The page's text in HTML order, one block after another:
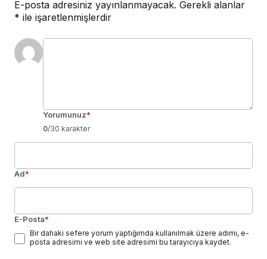
E-posta adresiniz yayınlanmayacak. Gerekli alanlar
* ile işaretlenmişlerdir
Yorumunuz*
0/30 karakter
Ad*
E-Posta*
Bir dahaki sefere yorum yaptığımda kullanılmak üzere adımı, e-
posta adresimi ve web site adresimi bu tarayıcıya kaydet.